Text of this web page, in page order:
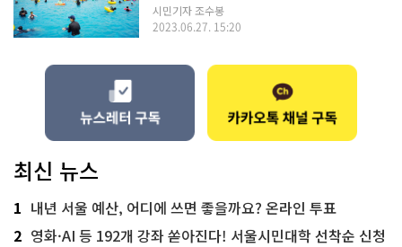
시민기자 조수봉
2023.06.27. 15:20
최신 뉴스
1 내년 서울 예산, 어디에 쓰면 좋을까요? 온라인 투표
2 영화·AI 등 192개 강좌 쏟아진다! 서울시민대학 선착순 신청